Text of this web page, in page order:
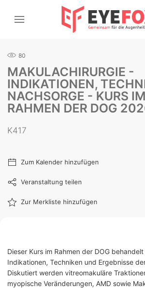
80
MAKULACHIRURGIE -
INDIKATIONEN,
NACHSORGE - KURS IM
RAHMEN DER DOG
K417
Zum Kalender hinzufügen
Veranstaltung teilen
Zur Merkliste hinzufügen
Dieser Kurs im Rahmen der DOG
Indikationen, Techniken und Ergebnisse
Diskutiert werden vitreomakuläre
myopische Veränderungen, AMD sowie